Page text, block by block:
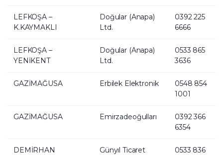
LEFKOŞA –
K.KAYMAKLI
Doğular (Anapa)
Ltd.
0392 225
6666
LEFKOŞA –
YENİKENT
Doğular (Anapa)
Ltd.
0533 865
3636
GAZİMAĞUSA Erbilek Elektronik
0548 854
1001
GAZİMAĞUSA Emirzadeoğulları
0392 366
6354
DEMİRHAN Günyıl Ticaret
0533 836